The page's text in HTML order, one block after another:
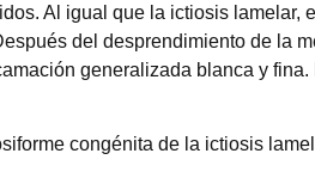
Al igual que la ictiosis
del desprendimiento de la
generalizada blanca y
congénita de la ictiosis